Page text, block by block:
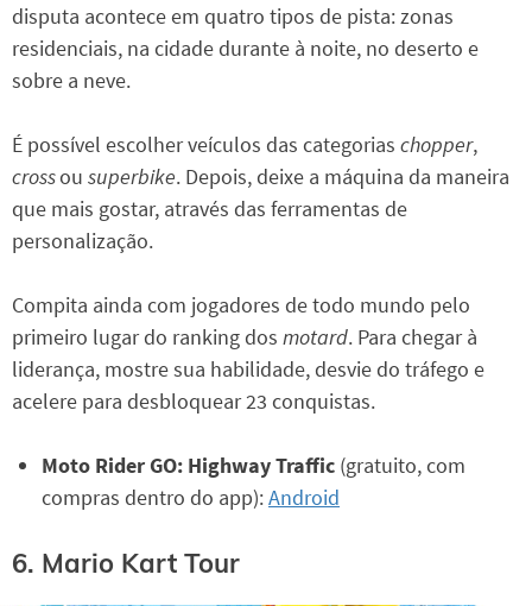
disputa acontece em quatro tipos de pista: zonas
residenciais, na cidade durante à noite, no deserto e
sobre a neve.
É possível escolher veículos das categorias chopper,
crossou superbike. Depois, deixe a máquina da maneira
que mais gostar, através das ferramentas de
personalização.
Compita ainda com jogadores de todo mundo pelo
primeiro lugar do ranking dos motard. Para chegar à
liderança, mostre sua habilidade, desvie do tráfego e
acelere para desbloquear 23 conquistas.
Moto Rider GO: Highway Traffic (gratuito, com
compras dentro do app):Android
6. Mario Kart Tour